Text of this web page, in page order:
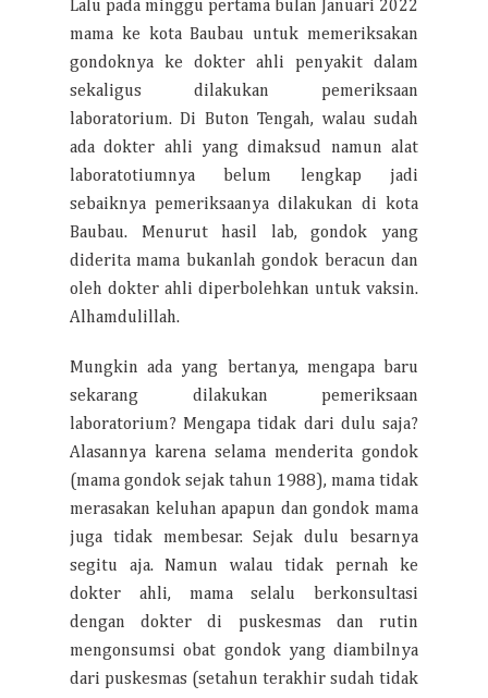
Lalu pada minggu pertama bulan Januari 2022
mama ke kota Baubau untuk memeriksakan
gondoknya ke dokter ahli penyakit dalam
sekaligus dilakukan pemeriksaan
laboratorium. Di Buton Tengah, walau sudah
ada dokter ahli yang dimaksud namun alat
laboratotiumnya belum lengkap jadi
sebaiknya pemeriksaanya dilakukan di kota
Baubau. Menurut hasil lab, gondok yang
diderita mama bukanlah gondok beracun dan
oleh dokter ahli diperbolehkan untuk vaksin.
Alhamdulillah.
Mungkin ada yang bertanya, mengapa baru
sekarang dilakukan pemeriksaan
laboratorium? Mengapa tidak dari dulu saja?
Alasannya karena selama menderita gondok
(mama gondok sejak tahun 1988), mama tidak
merasakan keluhan apapun dan gondok mama
juga tidak membesar. Sejak dulu besarnya
segitu aja. Namun walau tidak pernah ke
dokter ahli, mama selalu berkonsultasi
dengan dokter di puskesmas dan rutin
mengonsumsi obat gondok yang diambilnya
dari puskesmas (setahun terakhir sudah tidak